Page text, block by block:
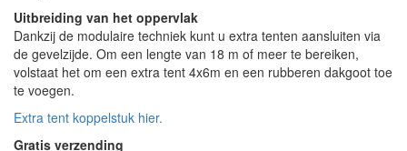
Uitbreiding van het oppervlak
Dankzij de modulaire techniek kunt u extra tenten aansluiten via
de gevelzijde. Om een lengte van 18 m of meer te bereiken,
volstaat het om een extra tent 4x6m en een rubberen dakgoot toe
te voegen.
Extra tent koppelstuk hier.
Gratis verzending